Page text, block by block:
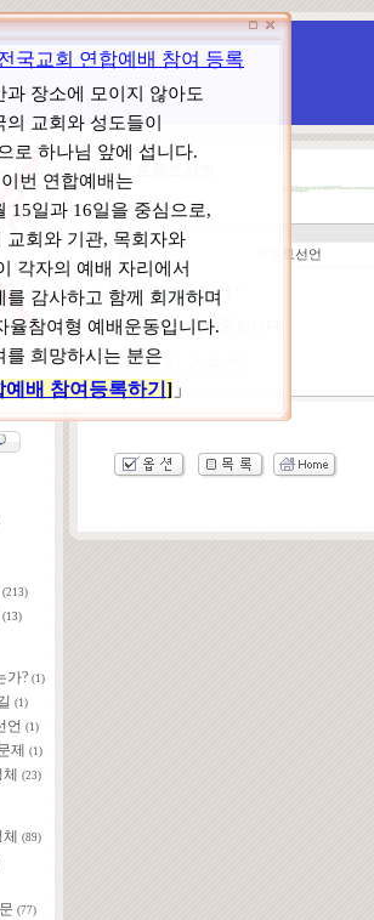
고발(반대)운동본부
WCC 반대 대책 위원회
(213)
(13)
가? (1)
(1)
언 (1)
제 (1)
(23)
(89)
(77)
1
ㆍ 분 류 토론토선언
“ 토론토선언 ”
토론토선언 수정 중 입니다.